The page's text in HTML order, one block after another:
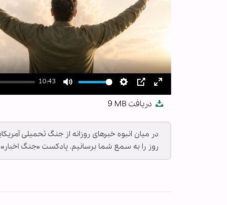
10:43
Mute Settings
PIP Enter
fullscreen دریافت 9 MB
در میان انبوه خبرهای روزانه از جنگ تحمیلی
روز را به سمع شما برسانیم. پادکست «جنگ اخبار» شنبه ۲۹ فروردین ۱۴۰۵